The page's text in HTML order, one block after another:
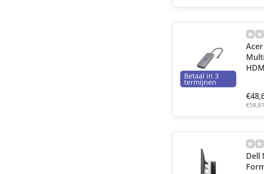
Betaal in 3
termijnen
€58,81
Dell